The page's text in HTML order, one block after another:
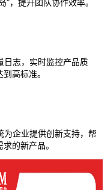
，提升团队协作效率。
日志，实时监控产品质
高标准。
为企业提供创新支持，帮
的新产品。